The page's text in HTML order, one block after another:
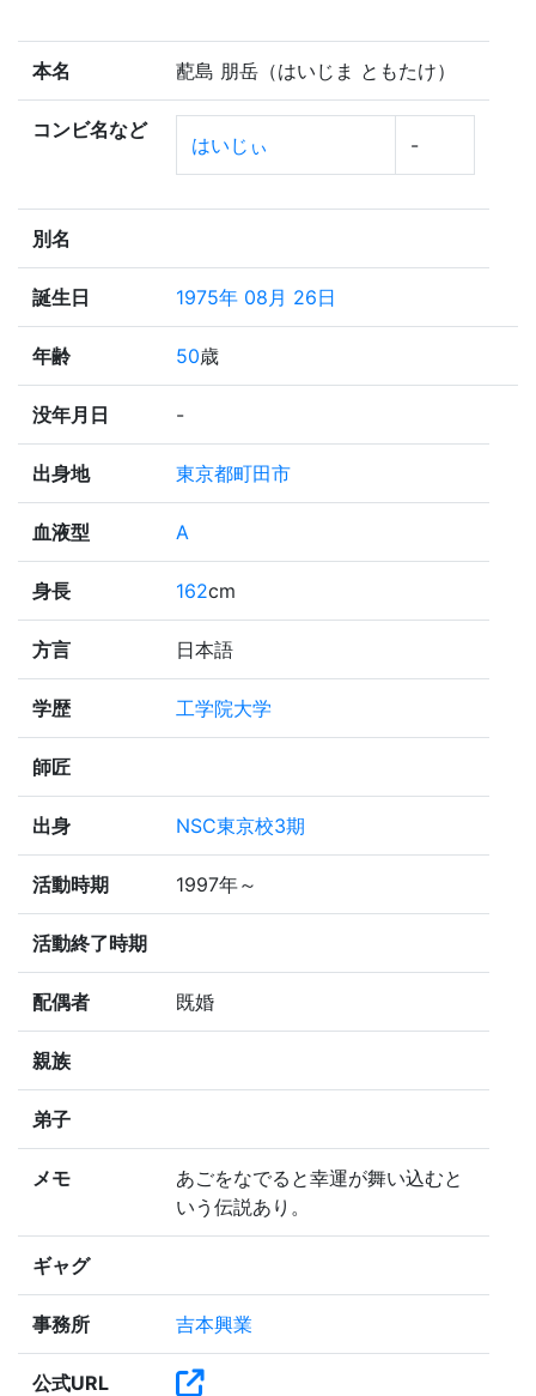
本名 蓜島 朋岳（はいじま ともたけ）
コンビ名など
はいじぃ -
別名
誕生日 1975年 08月 26日
年齢 50歳
没年月日 -
出身地 東京都町田市
血液型 A
身長 162cm
方言 日本語
学歴 工学院大学
師匠
出身 NSC東京校3期
活動時期 1997年～
活動終了時期
配偶者 既婚
親族
弟子
メモ
あごをなでると幸運が舞い込むと
いう伝説あり。
ギャグ
事務所 吉本興業
公式URL